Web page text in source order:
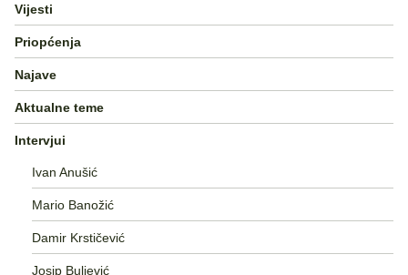
Vijesti
Priopćenja
Najave
Aktualne teme
Intervjui
Ivan Anušić
Mario Banožić
Damir Krstičević
Josip Buljević